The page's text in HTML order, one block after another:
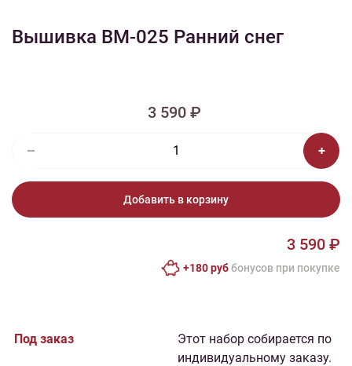
Вышивка ВМ-025 Ранний снег
3 590 ₽
Добавить в корзину
3 590 ₽
+180 руббонусов при покупке
Под заказ
Этот набор собирается по
индивидуальному заказу.